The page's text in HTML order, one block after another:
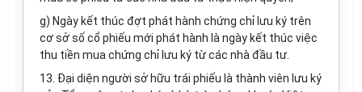
g) Ngày kết thúc đợt phát hành chứng chỉ lưu ký trên
cơ sở số cổ phiếu mới phát hành là ngày kết thúc việc
thu tiền mua chứng chỉ lưu ký từ các nhà đầu tư.
13. Đại diện người sở hữu trái phiếu là thành viên lưu ký